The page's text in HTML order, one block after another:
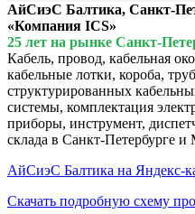
АйСиэС Балтика, Санкт-
«Компания ICS»
25 лет на рынке Санкт-
Кабель, провод, кабельная
кабельные лотки, короба,
структурированных
системы, комплектация
приборы, инструмент,
склада в Санкт-Петербурге и
АйСиэС Балтика на Яндекс-
Скачать подробную схему